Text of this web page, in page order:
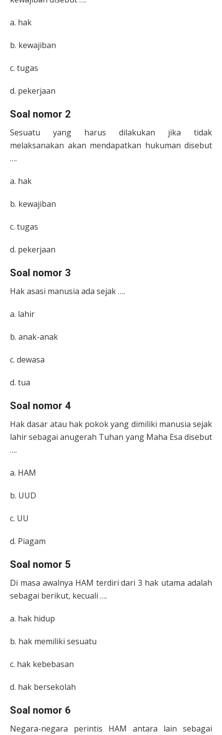
a. hak
b. kewajiban
c. tugas
d. pekerjaan
Soal nomor 2
Sesuatu yang harus dilakukan jika tidak
melaksanakan akan mendapatkan hukuman disebut
….
a. hak
b. kewajiban
c. tugas
d. pekerjaan
Soal nomor 3
Hak asasi manusia ada sejak ….
a. lahir
b. anak-anak
c. dewasa
d. tua
Soal nomor 4
Hak dasar atau hak pokok yang dimiliki manusia sejak
lahir sebagai anugerah Tuhan yang Maha Esa disebut
….
a. HAM
b. UUD
c. UU
d. Piagam
Soal nomor 5
Di masa awalnya HAM terdiri dari 3 hak utama adalah
sebagai berikut, kecuali ….
a. hak hidup
b. hak memiliki sesuatu
c. hak kebebasan
d. hak bersekolah
Soal nomor 6
Negara-negara perintis HAM antara lain sebagai